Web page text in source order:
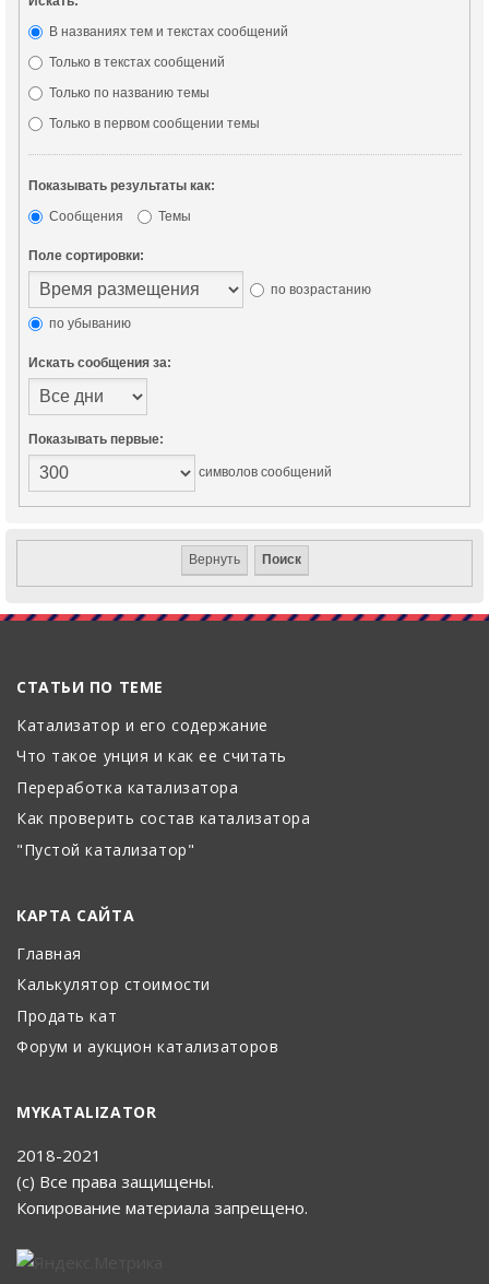
В названиях тем и текстах сообщений
Только в текстах сообщений
Только по названию темы
Только в первом сообщении темы
Показывать результаты как:
Сообщения
Темы
Поле сортировки:
по возрастанию
по убыванию
Искать сообщения за:
Показывать первые:
символов сообщений
СТАТЬИ ПО ТЕМЕ
Катализатор и его содержание
Что такое унция и как ее считать
Переработка катализатора
Как проверить состав катализатора
"Пустой катализатор"
КАРТА САЙТА
Главная
Калькулятор стоимости
Продать кат
Форум и аукцион катализаторов
MYKATALIZATOR
2018-2021
(с) Все права защищены.
Копирование материала запрещено.